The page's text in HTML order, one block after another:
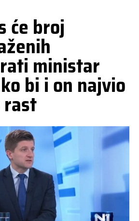
će broj
ministar
bi i on najvio